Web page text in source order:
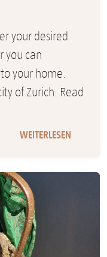
your desired
you can
your home.
of Zurich. Read
WEITERLESEN